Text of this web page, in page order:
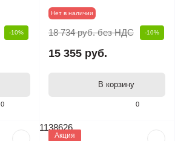
0
-10%
0
Нет в наличии
18 734 руб.без НДС -10%
15 355 руб.
В корзину
1138626
Акция